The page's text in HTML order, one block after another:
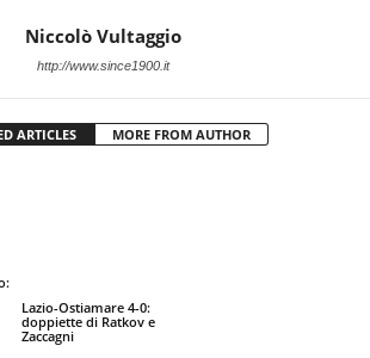
Niccolò Vultaggio
http://www.since1900.it
ARTICLES MORE FROM AUTHOR
Lazio-Ostiamare 4-0:
doppiette di Ratkov e
Zaccagni